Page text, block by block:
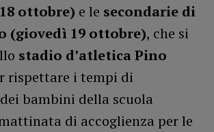
ottobre) e le secondarie di
(giovedì 19 ottobre), che si
stadio d’atletica Pino
rispettare i tempi di
bambini della scuola
di accoglienza per le